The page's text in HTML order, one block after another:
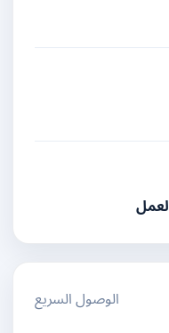
الوصول السريع